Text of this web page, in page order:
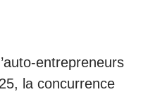
entrepreneurs
la concurrence